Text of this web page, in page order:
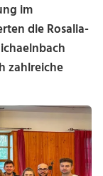
im
die Rosalia-
zahlreiche